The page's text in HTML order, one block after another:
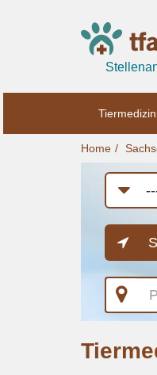
Home
Job-
Kategorie
PLZ
oder
Ort